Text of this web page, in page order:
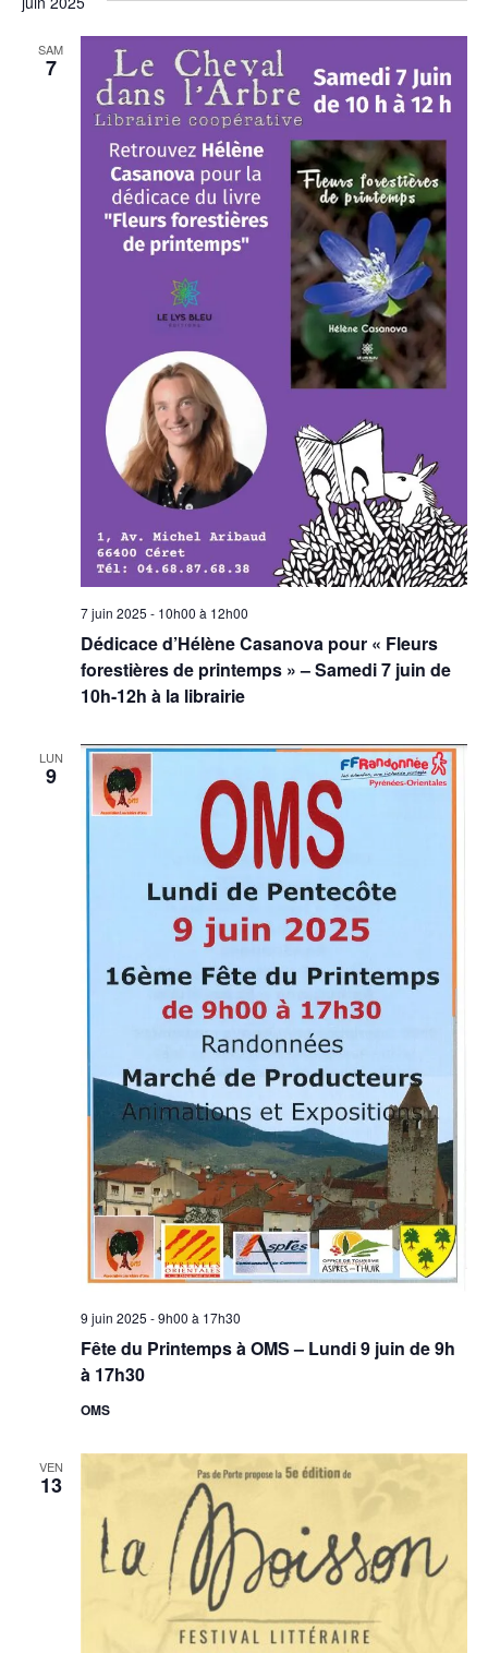
SAM
7
Dédicace d’Hélène Casanova pour « Fleurs
forestières de printemps » – Samedi 7 juin de
10h-12h à la librairie
7 juin 2025 - 10h00 à 12h00
LUN
9
Fête du Printemps à OMS – Lundi 9 juin de 9h
à 17h30
9 juin 2025 - 9h00 à 17h30
OMS
VEN
13